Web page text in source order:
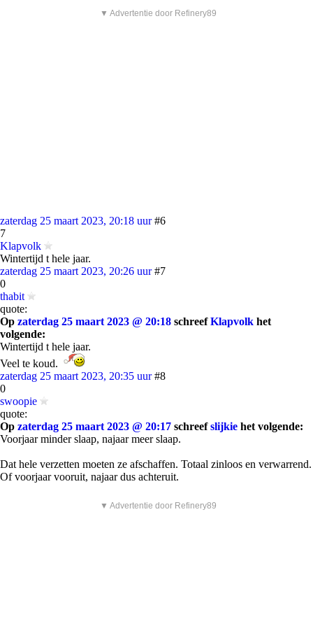
▼ Advertentie door Refinery89
zaterdag 25 maart 2023, 20:18 uur #6
7
Klapvolk
Wintertijd t hele jaar.
zaterdag 25 maart 2023, 20:26 uur #7
0
thabit
quote:
Op zaterdag 25 maart 2023 @ 20:18 schreefKlapvolk het
volgende:
Wintertijd t hele jaar.
Veel te koud.
zaterdag 25 maart 2023, 20:35 uur #8
0
swoopie
quote:
Op zaterdag 25 maart 2023 @ 20:17 schreefslijkie het volgende:
Voorjaar minder slaap, najaar meer slaap.
Dat hele verzetten moeten ze afschaffen. Totaal zinloos en verwarrend.
Of voorjaar vooruit, najaar dus achteruit.
▼ Advertentie door Refinery89